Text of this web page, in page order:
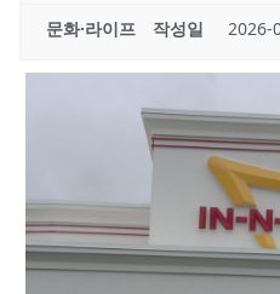
문화·라이프 작성일 2026-